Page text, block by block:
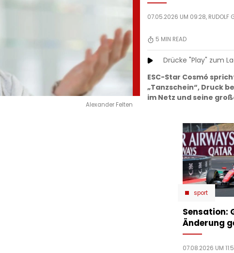
Alexander Felten
07.05.2026 UM 09:28, RUDOLF
5 MIN READ
Drücke "Play" zum
ESC-Star Cosmó
„Tanzschein“, Druck
im Netz und seine
sport
Sensation:
Änderung
07.08.2026 UM